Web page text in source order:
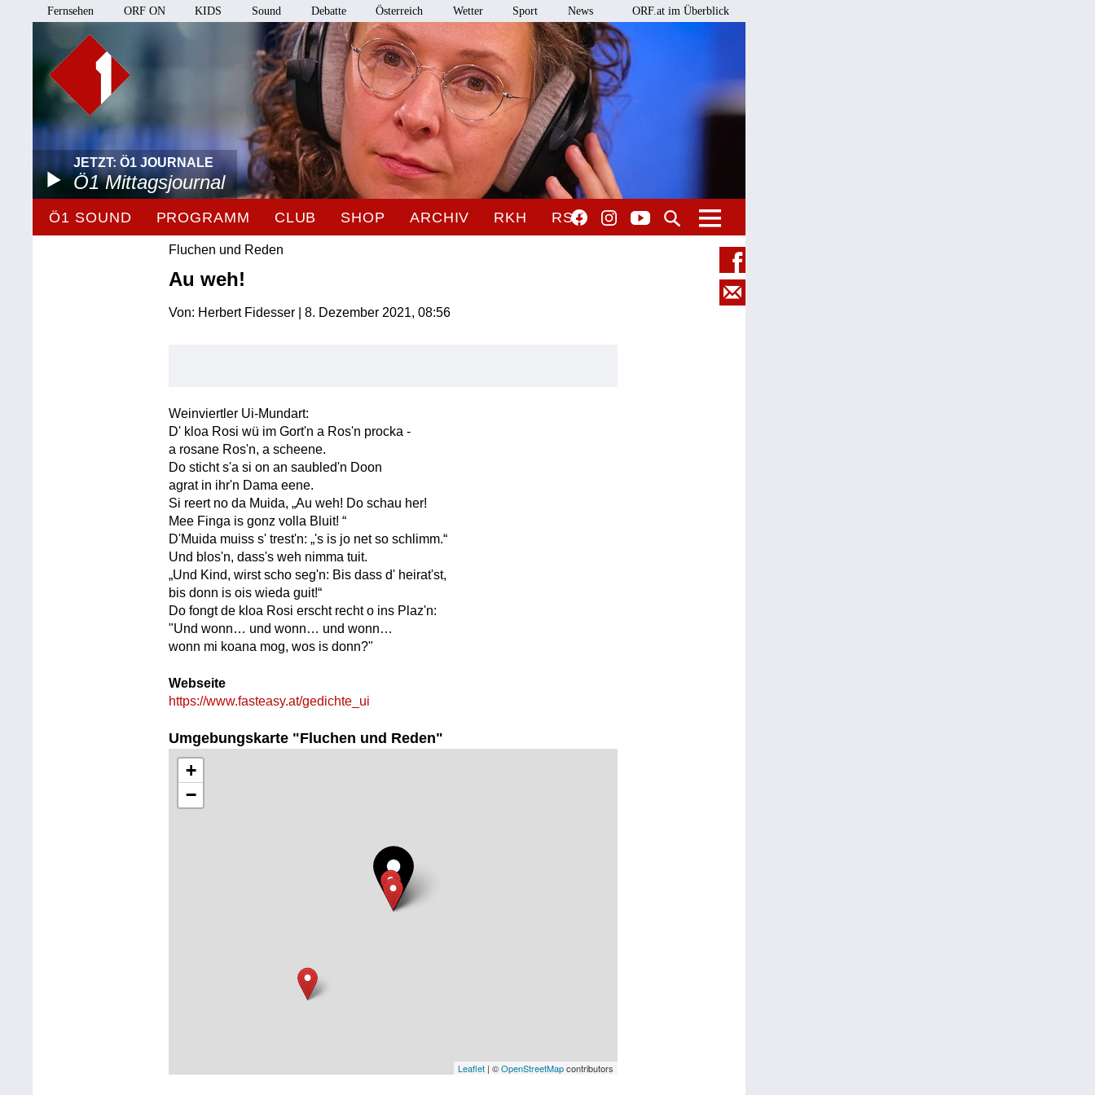
Fernsehen ORF ON KIDS Sound Debatte Österreich Wetter Sport News ORF.at im Überblick
JETZT: Ö1 JOURNALE
Ö1 Mittagsjournal
Ö1 SOUND PROGRAMM CLUB SHOP ARCHIV RKH RSO
Fluchen und Reden
Au weh!
Von: Herbert Fidesser | 8. Dezember 2021, 08:56
Weinviertler Ui-Mundart:
D' kloa Rosi wü im Gort'n a Ros'n procka -
a rosane Ros'n, a scheene.
Do sticht s'a si on an saubled'n Doon
agrat in ihr'n Dama eene.
Si reert no da Muida, „Au weh! Do schau her!
Mee Finga is gonz volla Bluit! “
D'Muida muiss s' trest'n: „'s is jo net so schlimm.“
Und blos'n, dass's weh nimma tuit.
„Und Kind, wirst scho seg'n: Bis dass d' heirat'st,
bis donn is ois wieda guit!“
Do fongt de kloa Rosi erscht recht o ins Plaz'n:
"Und wonn… und wonn… und wonn…
wonn mi koana mog, wos is donn?"
Webseite
https://www.fasteasy.at/gedichte_ui
Umgebungskarte "Fluchen und Reden"
+
−
Leaflet| ©OpenStreetMapcontributors